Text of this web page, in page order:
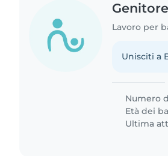
Genitore
Lavoro per
Unisciti a
Numero
Età dei
Ultima